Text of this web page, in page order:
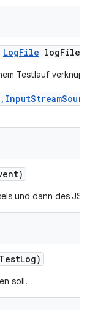
LogFile logFile)
Testlauf
und dann des
TestLog)
soll.